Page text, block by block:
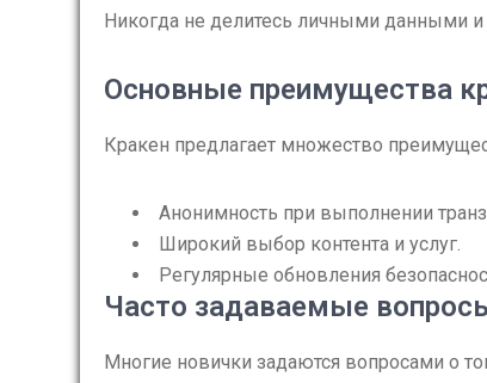
Никогда не делитесь личными данными и
Основные преимущества
Кракен предлагает множество
Анонимность при выполнении
Широкий выбор контента и услуг.
Регулярные обновления
Часто задаваемые
Многие новички задаются вопросами о